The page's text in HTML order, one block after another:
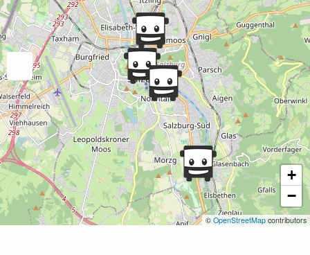
+
−
© OpenStreetMap contributors